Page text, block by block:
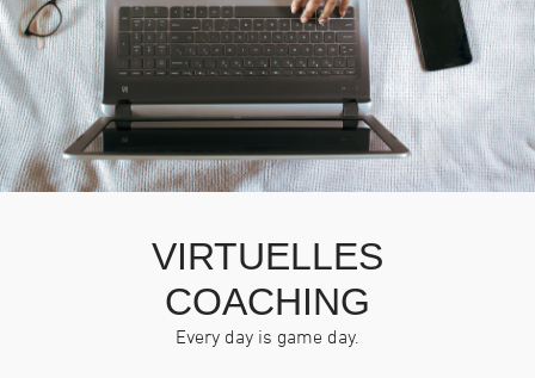
VIRTUELLES
COACHING
Every day is game day.